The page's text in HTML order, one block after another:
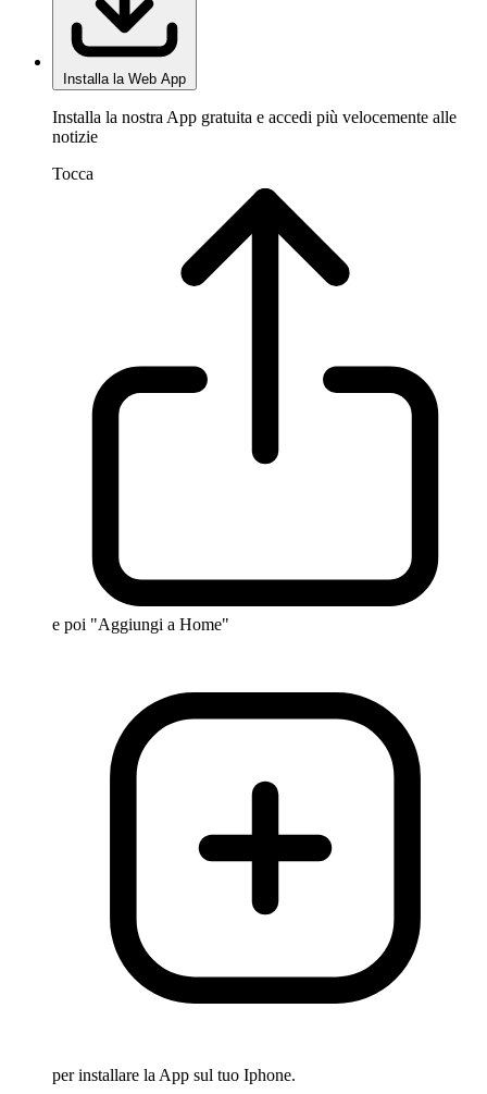
Installa la Web App
Installa la nostra App gratuita e accedi più velocemente alle
notizie
Tocca
e poi "Aggiungi a Home"
per installare la App sul tuo Iphone.